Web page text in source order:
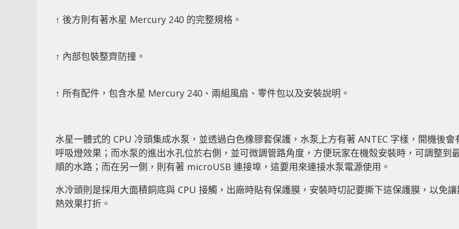
↑ 後方則有著水星 Mercury 240 的完整規格。
↑ 內部包裝整齊防撞。
↑ 所有配件，包含水星 Mercury 240、兩組風扇、零件包以及安裝說明。
水星一體式的 CPU 冷頭集成水泵，並透過白色橡膠套保護，水泵上方有著 ANTEC 字樣，開機後會
呼吸燈效果；而水泵的進出水孔位於右側，並可微調管路角度，方便玩家在機殼安裝時，可調整到
順的水路；而在另一側，則有著 microUSB 連接埠，這要用來連接水泵電源使用。
水冷頭則是採用大面積銅底與 CPU 接觸，出廠時貼有保護膜，安裝時切記要撕下這保護膜，以免
熱效果打折。